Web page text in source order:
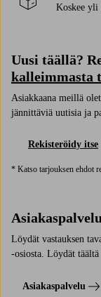
Koskee yli
Uusi täällä?
kalleimmasta
Asiakkaana meillä
jännittäviä uutisia ja
Rekisteröidy itse
* Katso tarjouksen ehdot
Asiakaspalvelu
Löydät vastauksen
-osiosta. Löydät
Asiakaspalvelu